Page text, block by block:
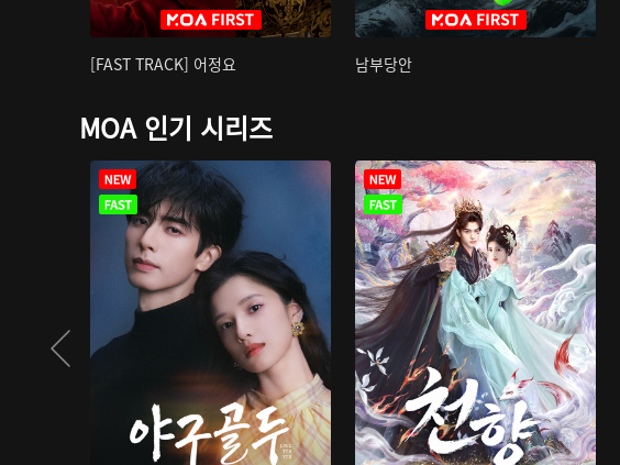
[FAST TRACK] 어정요 남부당안
MOA 인기 시리즈